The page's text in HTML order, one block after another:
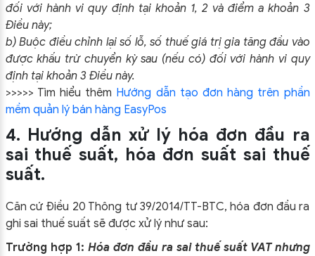
đối với hành vi quy định tại khoản 1, 2 và điểm a khoản 3
Điều này;
b) Buộc điều chỉnh lại số lỗ, số thuế giá trị gia tăng đầu vào
được khấu trừ chuyển kỳ sau (nếu có) đối với hành vi quy
định tại khoản 3 Điều này.
>>>>> Tìm hiểu thêm Hướng dẫn tạo đơn hàng trên phần
mềm quản lý bán hàng EasyPos
4. Hướng dẫn xử lý hóa đơn đầu ra
sai thuế suất, hóa đơn suất sai thuế
suất.
Căn cứ Điều 20 Thông tư 39/2014/TT-BTC, hóa đơn đầu ra
ghi sai thuế suất sẽ được xử lý như sau:
Trường hợp 1: Hóa đơn đầu ra sai thuế suất VAT nhưng